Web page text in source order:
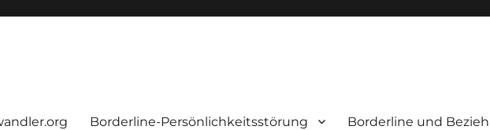
Borderline-Persönlichkeitsstörung Borderline und